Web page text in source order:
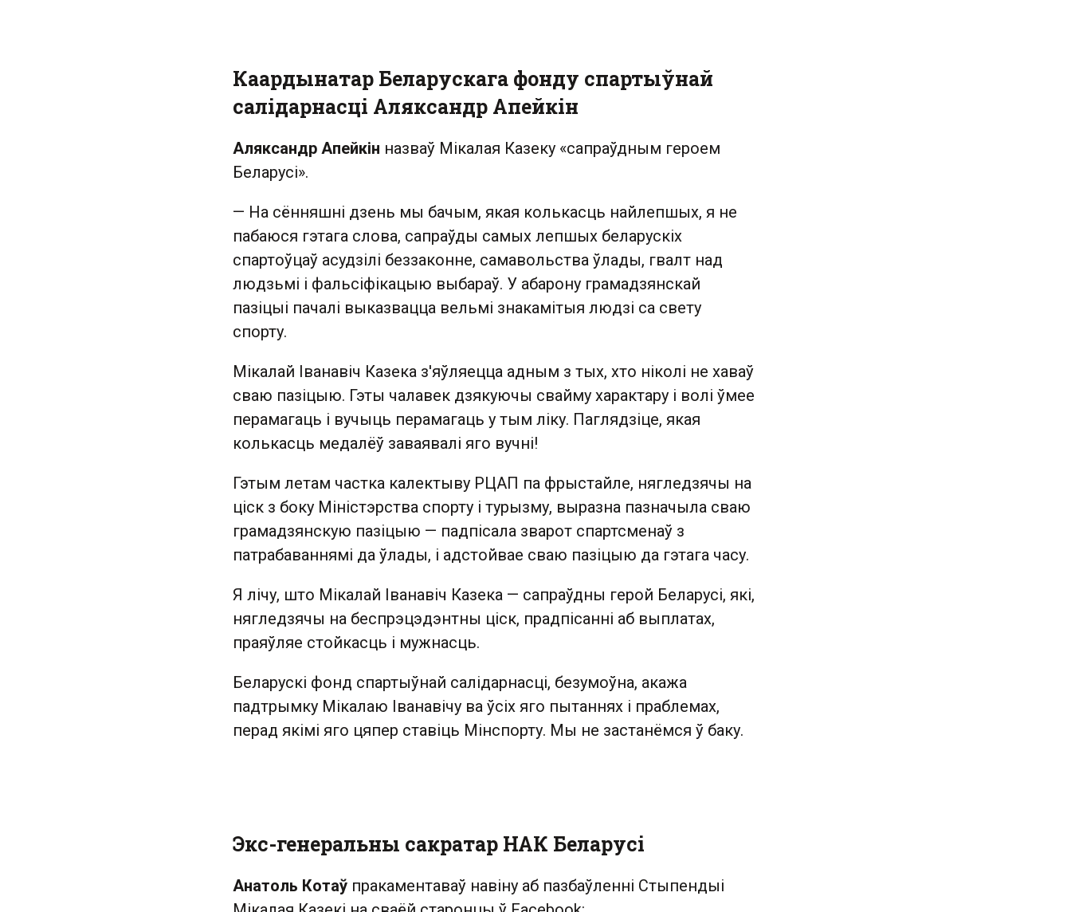
Каардынатар Беларускага фонду спартыўнай
салідарнасці Аляксандр Апейкін
Аляксандр Апейкін назваў Мікалая Казеку «сапраўдным героем
Беларусі».
— На сённяшні дзень мы бачым, якая колькасць найлепшых, я не
пабаюся гэтага слова, сапраўды самых лепшых беларускіх
спартоўцаў асудзілі беззаконне, самавольства ўлады, гвалт над
людзьмі і фальсіфікацыю выбараў. У абарону грамадзянскай
пазіцыі пачалі выказвацца вельмі знакамітыя людзі са свету
спорту.
Мікалай Іванавіч Казека з'яўляецца адным з тых, хто ніколі не хаваў
сваю пазіцыю. Гэты чалавек дзякуючы свайму характару і волі ўмее
перамагаць і вучыць перамагаць у тым ліку. Паглядзіце, якая
колькасць медалёў заваявалі яго вучні!
Гэтым летам частка калектыву РЦАП па фрыстайле, нягледзячы на
ціск з боку Міністэрства спорту і турызму, выразна пазначыла сваю
грамадзянскую пазіцыю — падпісала зварот спартсменаў з
патрабаваннямі да ўлады, і адстойвае сваю пазіцыю да гэтага часу.
Я лічу, што Мікалай Іванавіч Казека — сапраўдны герой Беларусі, які,
нягледзячы на беспрэцэдэнтны ціск, прадпісанні аб выплатах,
праяўляе стойкасць і мужнасць.
Беларускі фонд спартыўнай салідарнасці, безумоўна, акажа
падтрымку Мікалаю Іванавічу ва ўсіх яго пытаннях і праблемах,
перад якімі яго цяпер ставіць Мінспорту. Мы не застанёмся ў баку.
Экс-генеральны сакратар НАК Беларусі
Анатоль Котаў пракаментаваў навіну аб пазбаўленні Стыпендыі